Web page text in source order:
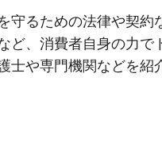
守るための法律や契約
ど、消費者自身の力
や専門機関などを紹